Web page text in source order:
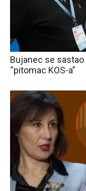
Bujanec se sastao
“pitomac KOS-a”